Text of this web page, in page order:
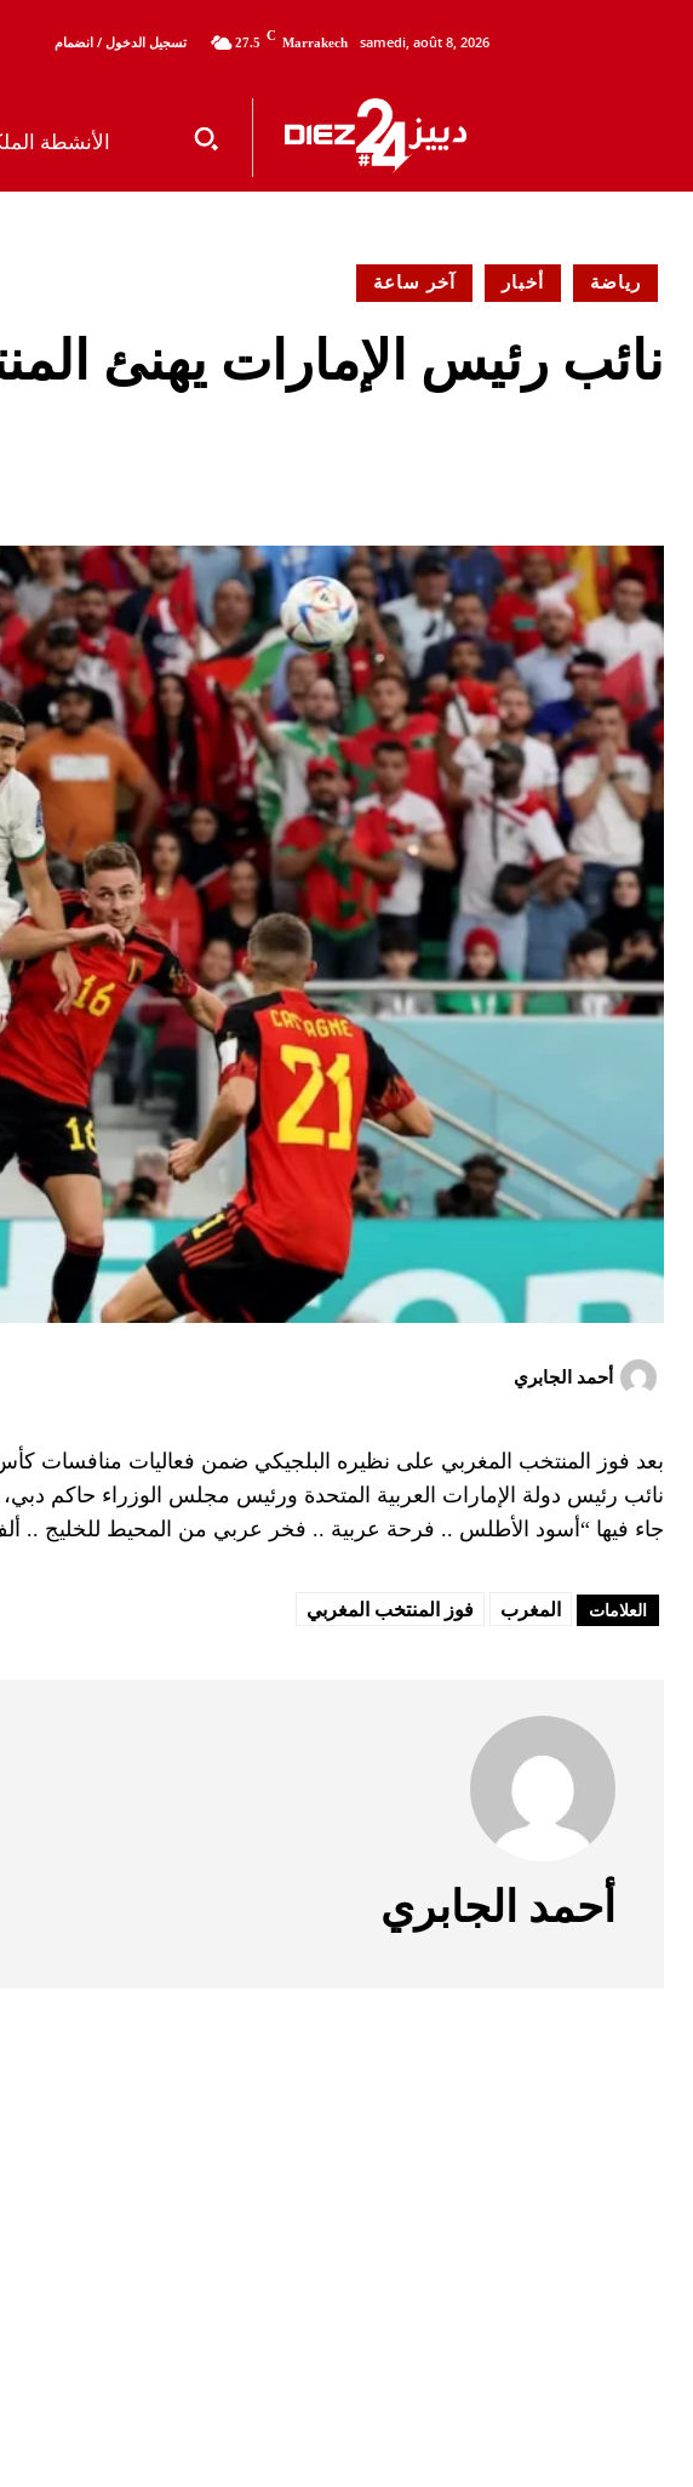
تسجيل الدخول / انضمام 27.5 C Marrakech samedi, août 8, 2026
الأنشطة
آخر ساعة أخبار رياضة
نائب رئيس الإمارات يهنئ
أحمد الجابري
نائب رئيس دولة الإمارات العربية المتحدة ورئيس مجلس الوزراء حاكم
جاء فيها “أسود الأطلس .. فرحة عربية .. فخر عربي من المحيط للخليج ..
العلامات المغرب فوز المنتخب المغربي
أحمد الجابري